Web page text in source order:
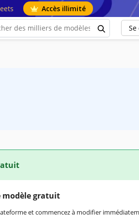
Accès illimité
modèle gratuit
et commencez à modifier